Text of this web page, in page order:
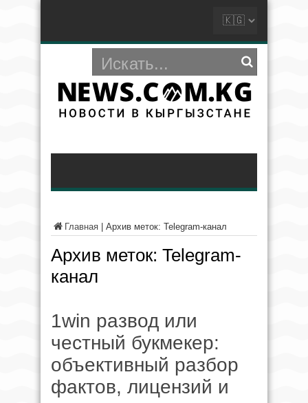
Главная Архив меток: Telegram-канал
Архив меток: Telegram-
канал
1win развод или
честный букмекер:
объективный разбор
фактов, лицензий и